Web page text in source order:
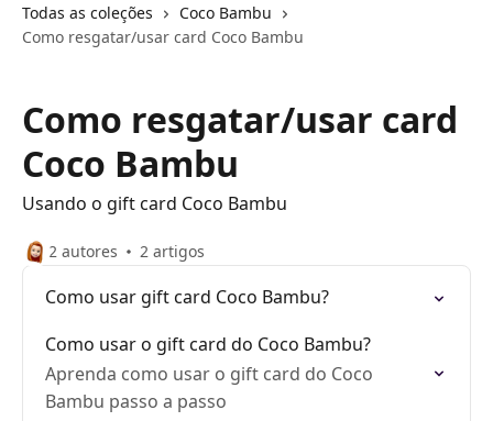
Todas as coleções
Coco Bambu
Como resgatar/usar card Coco Bambu
Como resgatar/usar card
Coco Bambu
Usando o gift card Coco Bambu
2 autores 2 artigos
Como usar gift card Coco Bambu?
Como usar o gift card do Coco Bambu?
Aprenda como usar o gift card do Coco
Bambu passo a passo